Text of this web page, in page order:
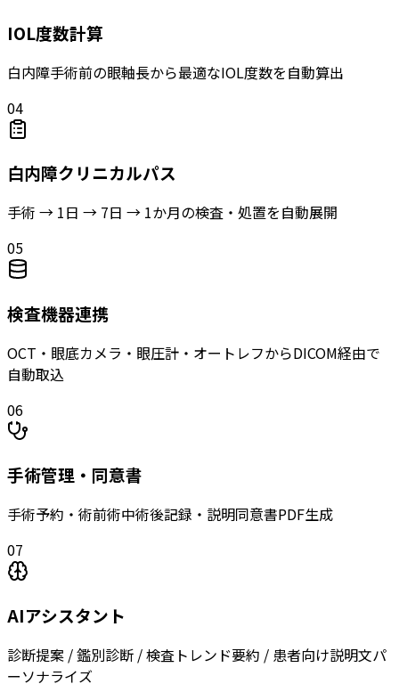
IOL度数計算
白内障手術前の眼軸長から最適なIOL度数を自動算出
04
白内障クリニカルパス
手術 → 1日 → 7日 → 1か月の検査・処置を自動展開
05
検査機器連携
OCT・眼底カメラ・眼圧計・オートレフからDICOM経由で
自動取込
06
手術管理・同意書
手術予約・術前術中術後記録・説明同意書PDF生成
07
AIアシスタント
診断提案 / 鑑別診断 / 検査トレンド要約 / 患者向け説明文パ
ーソナライズ